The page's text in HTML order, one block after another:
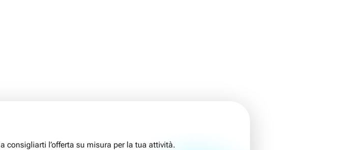
consigliarti l’offerta su misura per la tua attività.